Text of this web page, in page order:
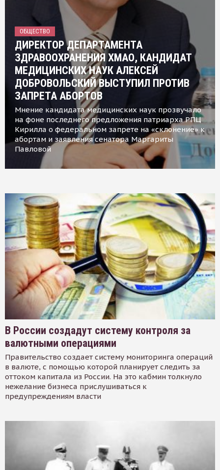
ОБЩЕСТВО
ДИРЕКТОР ДЕПАРТАМЕНТА
ЗДРАВООХРАНЕНИЯ ХМАО, КАНДИДАТ
МЕДИЦИНСКИХ НАУК АЛЕКСЕЙ
ДОБРОВОЛЬСКИЙ ВЫСТУПИЛ ПРОТИВ
ЗАПРЕТА АБОРТОВ
Мнение кандидата медицинских наук прозвучало
на фоне последнего предложения патриарха РПЦ
Кирилла о федеральном запрете на «склонение» к
абортам и заявления сенатора Маргариты
Павловой
В России создадут систему контроля за
валютными операциями
Правительство создает систему мониторинга операций
в валюте, с помощью которой планирует следить за
оттоком капитала из России. На это кабмин толкнуло
нежелание бизнеса прислушиваться к
предупреждениям власти